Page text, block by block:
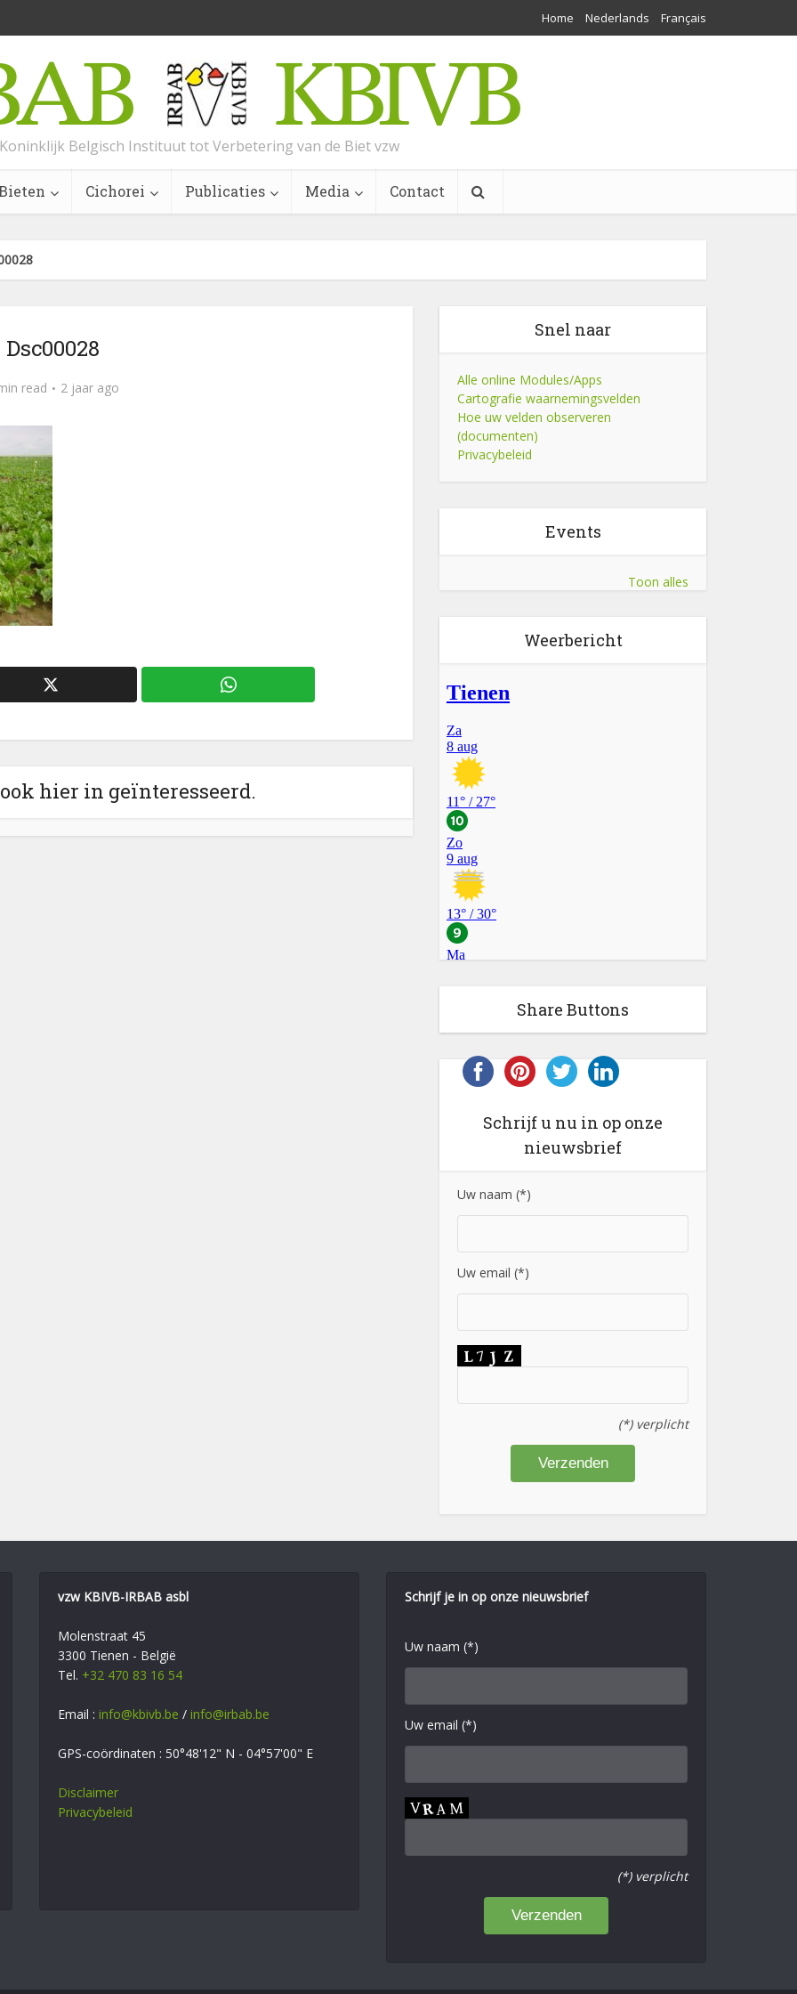
Home Nederlands Français
Koninklijk Belgisch Instituut tot Verbetering van de Biet vzw
Cichorei Publicaties Media Contact
Dsc00028
read 2 jaar ago
hier in geïnteresseerd.
Snel naar
Alle online Modules/Apps
Cartografie waarnemingsvelden
Hoe uw velden observeren
(documenten)
Privacybeleid
Events
Toon alles
Weerbericht
Share Buttons
Schrijf u nu in op onze
nieuwsbrief
Uw naam (*)
Uw email (*)
(*) verplicht
vzw KBIVB-IRBAB asbl
Molenstraat 45
3300 Tienen - België
Tel. +32 470 83 16 54
Email : info@kbivb.be / info@irbab.be
GPS-coördinaten : 50°48'12" N - 04°57'00" E
Disclaimer
Privacybeleid
Schrijf je in op onze nieuwsbrief
Uw naam (*)
Uw email (*)
(*) verplicht